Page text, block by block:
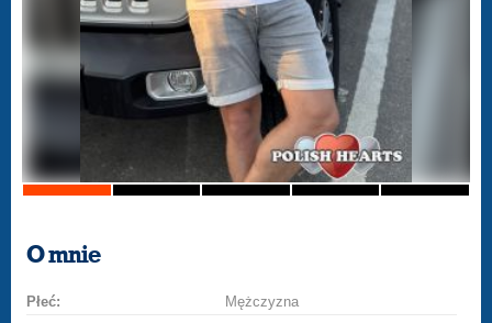
O mnie
Płeć:
Mężczyzna